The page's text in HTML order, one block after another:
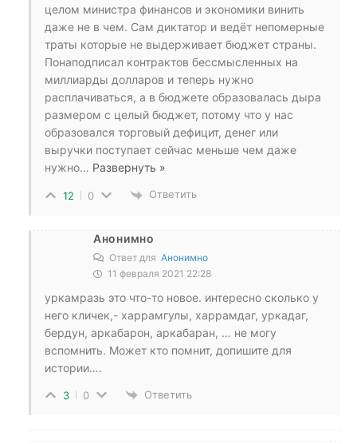
целом министра финансов и экономики винить
даже не в чем. Сам диктатор и ведёт непомерные
траты которые не выдерживает бюджет страны.
Понаподписал контрактов бессмысленных на
миллиарды долларов и теперь нужно
расплачиваться, а в бюджете образовалась дыра
размером с целый бюджет, потому что у нас
образовался торговый дефицит, денег или
выручки поступает сейчас меньше чем даже
нужно… Развернуть »
12 0 Ответить
Анонимно
Ответ для Анонимно
11 февраля 2021 22:28
уркамразь это что-то новое. интересно сколько у
него кличек,- харрамгулы, харрамдаг, уркадаг,
бердун, аркабарон, аркабаран, … не могу
вспомнить. Может кто помнит, допишите для
истории….
3 0 Ответить